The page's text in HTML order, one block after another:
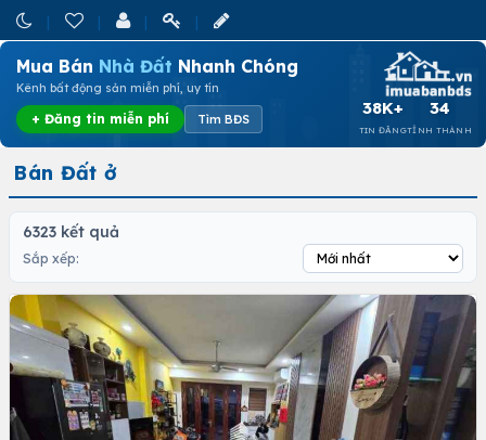
Mua Bán Nhà Đất Nhanh Chóng
Kênh bất động sản miễn phí, uy tín
+ Đăng tin miễn phí Tìm BĐS
38K+
TIN ĐĂNG
34
TỈNH THÀNH
Bán Đất ở
6323 kết quả
Sắp xếp: